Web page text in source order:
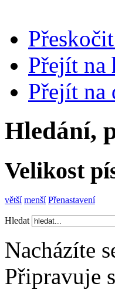
Přejít na
Přejít na
Hledání,
Velikost
větší menší Přenastavení
Hledat
Nacházíte
Připravuje